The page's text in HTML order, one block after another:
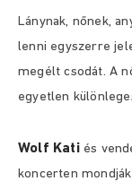
Lánynak, nőnek,
lenni egyszerre
megélt csodát. A
egyetlen
Wolf Katiés
koncerten